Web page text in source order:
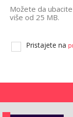
Možete da
više od 25 MB.
Pristajete na